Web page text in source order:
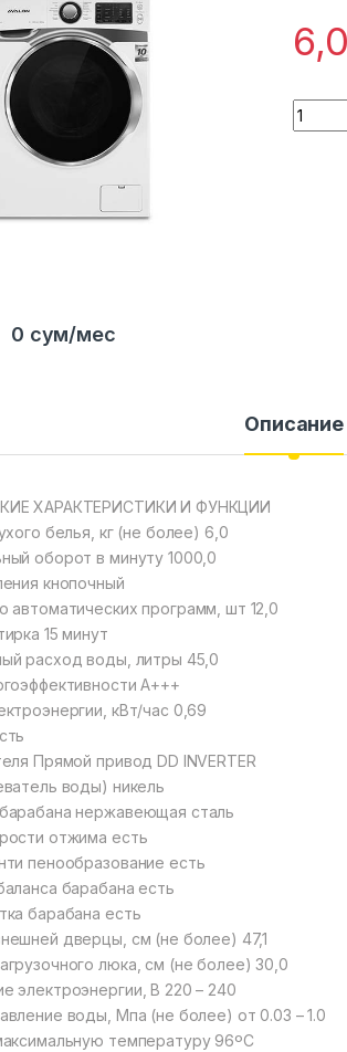
Quantity
0 сум/мес
Описание
ХАРАКТЕРИСТИКИ И ФУНКЦИИ
белья, кг (не более) 6,0
оборот в минуту 1000,0
кнопочный
автоматических программ, шт 12,0
15 минут
расход воды, литры 45,0
А+++
кВт/час 0,69
Прямой привод DD INVERTER
воды) никель
нержавеющая сталь
отжима есть
пенообразование есть
барабана есть
барабана есть
дверцы, см (не более) 47,1
люка, см (не более) 30,0
электроэнергии, В 220 – 240
воды, Мпа (не более) от 0.03 – 1.0
температуру 96ºС